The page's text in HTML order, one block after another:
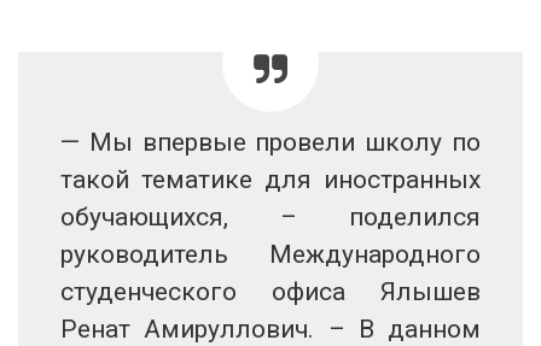
— Мы впервые провели школу по
такой тематике для иностранных
обучающихся, – поделился
руководитель Международного
студенческого офиса Ялышев
Ренат Амируллович. – В данном